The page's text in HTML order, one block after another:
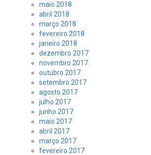
maio 2018
abril 2018
março 2018
fevereiro 2018
janeiro 2018
dezembro 2017
novembro 2017
outubro 2017
setembro 2017
agosto 2017
julho 2017
junho 2017
maio 2017
abril 2017
março 2017
fevereiro 2017